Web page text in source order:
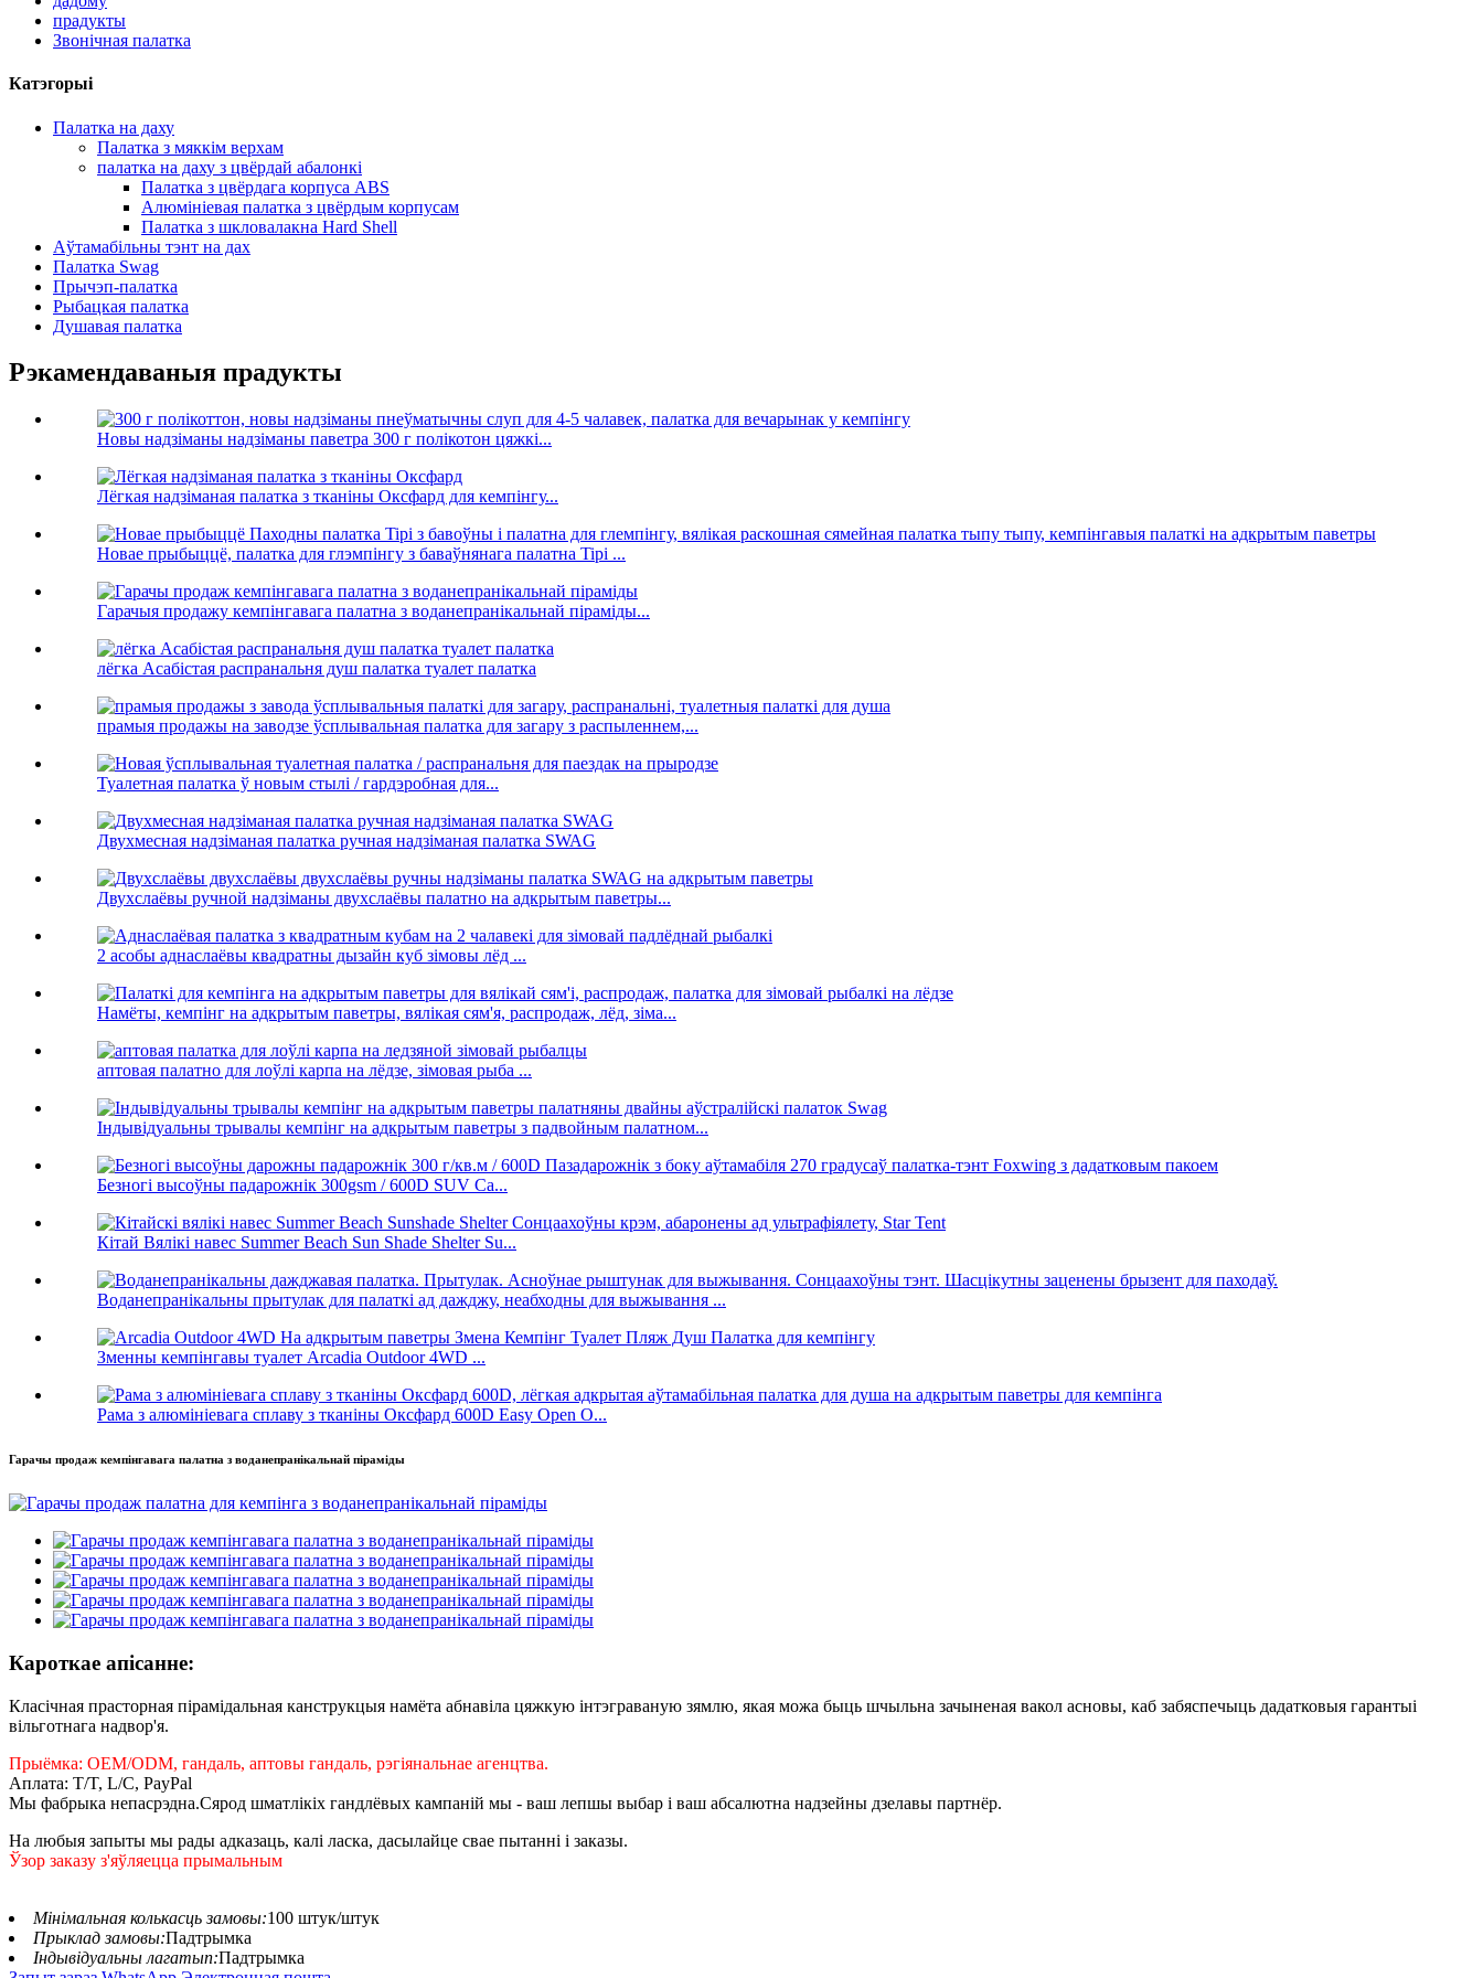
прадукты
Звонічная палатка
Катэгорыі
Палатка на даху
Палатка з мяккім верхам
палатка на даху з цвёрдай абалонкі
Палатка з цвёрдага корпуса ABS
Алюмініевая палатка з цвёрдым корпусам
Палатка з шкловалакна Hard Shell
Аўтамабільны тэнт на дах
Палатка Swag
Прычэп-палатка
Рыбацкая палатка
Душавая палатка
Рэкамендаваныя прадукты
Новы надзіманы надзіманы паветра 300 г полікотон цяжкі...
Лёгкая надзіманая палатка з тканіны Оксфард для кемпінгу...
Новае прыбыццё, палатка для глэмпінгу з баваўнянага палатна Tipi ...
Гарачыя продажу кемпінгавага палатна з воданепранікальнай піраміды...
лёгка Асабістая распранальня душ палатка туалет палатка
прамыя продажы на заводзе ўсплывальная палатка для загару з распыленнем,...
Туалетная палатка ў новым стылі / гардэробная для...
Двухмесная надзіманая палатка ручная надзіманая палатка SWAG
Двухслаёвы ручной надзіманы двухслаёвы палатно на адкрытым паветры...
2 асобы аднаслаёвы квадратны дызайн куб зімовы лёд ...
Намёты, кемпінг на адкрытым паветры, вялікая сям'я, распродаж, лёд, зіма...
аптовая палатно для лоўлі карпа на лёдзе, зімовая рыба ...
Індывідуальны трывалы кемпінг на адкрытым паветры з падвойным палатном...
Безногі высоўны падарожнік 300gsm / 600D SUV Ca...
Кітай Вялікі навес Summer Beach Sun Shade Shelter Su...
Воданепранікальны прытулак для палаткі ад дажджу, неабходны для выжывання ...
Зменны кемпінгавы туалет Arcadia Outdoor 4WD ...
Рама з алюмініевага сплаву з тканіны Оксфард 600D Easy Open O...
Гарачы продаж кемпінгавага палатна з воданепранікальнай піраміды
Кароткае апісанне:
Класічная прасторная пірамідальная канструкцыя намёта абнавіла цяжкую інтэграваную зямлю, якая можа быць шчыльна зачыненая вакол асновы, каб забяспечыць дадатковыя гарантыі
вільготнага надвор'я.
Прыёмка: OEM/ODM, гандаль, аптовы гандаль, рэгіянальнае агенцтва.
Аплата: T/T, L/C, PayPal
Мы фабрыка непасрэдна.Сярод шматлікіх гандлёвых кампаній мы - ваш лепшы выбар і ваш абсалютна надзейны дзелавы партнёр.
На любыя запыты мы рады адказаць, калі ласка, дасылайце свае пытанні і заказы.
Ўзор заказу з'яўляецца прымальным
Мінімальная колькасць замовы:100 штук/штук
Прыклад замовы:Падтрымка
Індывідуальны лагатып:Падтрымка